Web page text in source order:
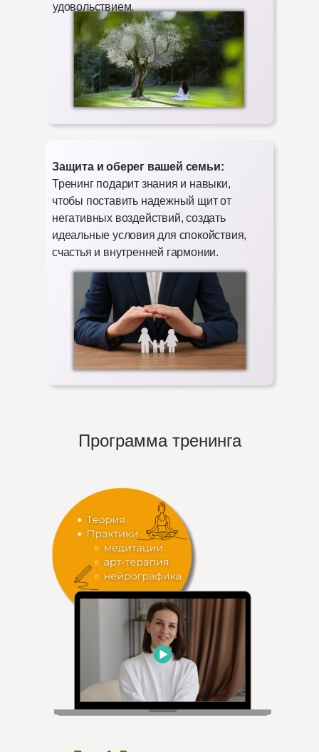
Защита и оберег вашей семьи:
Тренинг подарит знания и навыки,
чтобы поставить надежный щит от
негативных воздействий, создать
идеальные условия для спокойствия,
счастья и внутренней гармонии.
удовольствием.
Программа тренинга